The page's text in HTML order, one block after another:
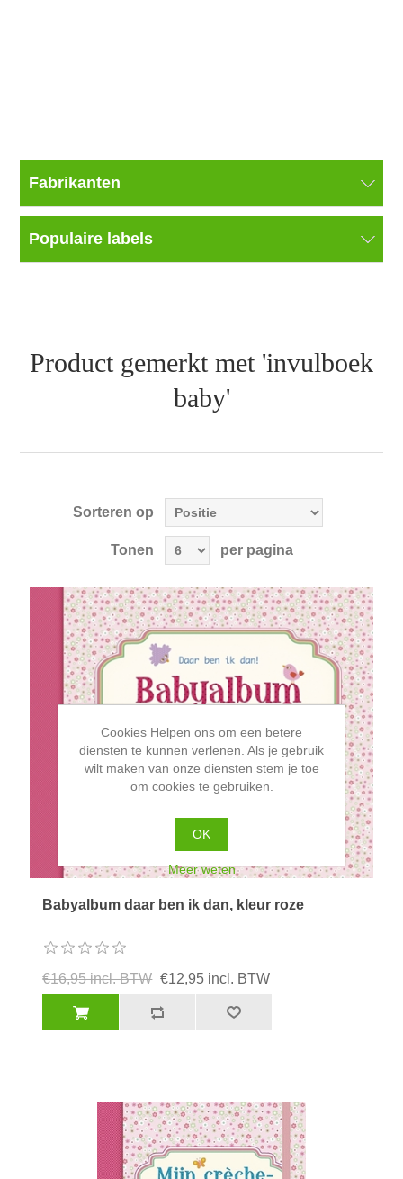
Fabrikanten
Populaire labels
Product gemerkt met 'invulboek
baby'
Sorteren op
Tonen per pagina
Babyalbum daar ben ik dan, kleur roze
€16,95 incl. BTW €12,95 incl. BTW
Cookies Helpen ons om een betere
diensten te kunnen verlenen. Als je gebruik
wilt maken van onze diensten stem je toe
om cookies te gebruiken.
OK
Meer weten